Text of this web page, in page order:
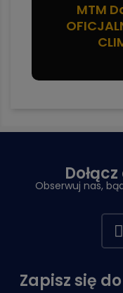
MTM
Obserwuj nas,
Zapisz się